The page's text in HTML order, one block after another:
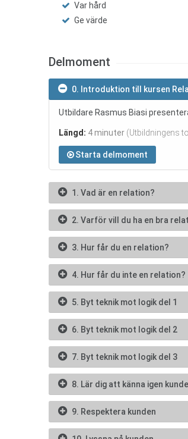
Var hård
Ge värde
Delmoment
0. Introduktion till kursen
Utbildare Rasmus Biasi
Längd: 4 minuter (Utbildningens
Starta delmoment
1. Vad är en relation?
2. Varför vill du ha en bra
3. Hur får du en relation?
4. Hur får du inte en relation?
5. Byt teknik mot logik del 1
6. Byt teknik mot logik del 2
7. Byt teknik mot logik del 3
8. Lär dig att känna igen
9. Respektera kunden